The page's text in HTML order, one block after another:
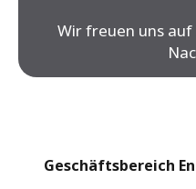
Wir freuen uns
Geschäftsbereich